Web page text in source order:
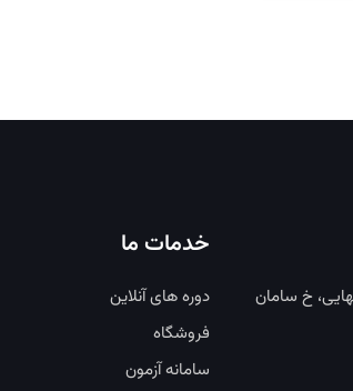
خ سامان
خدمات ما
دوره های آنلاین
فروشگاه
سامانه آزمون